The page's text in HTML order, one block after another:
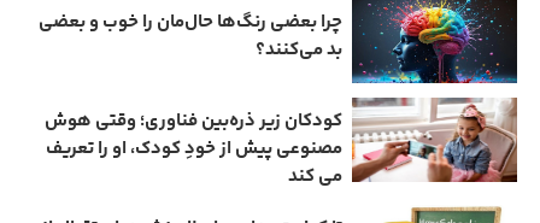
چرا بعضی رنگ‌ها حال‌مان را خوب و بعضی
بد می‌کنند؟
کودکان زیر ذره‌بین فناوری؛ وقتی هوش
مصنوعی پیش از خودِ کودک، او را تعریف
می ‌کند